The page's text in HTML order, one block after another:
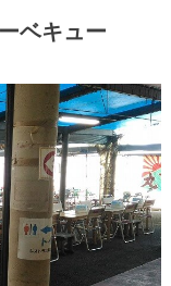
ベキュー